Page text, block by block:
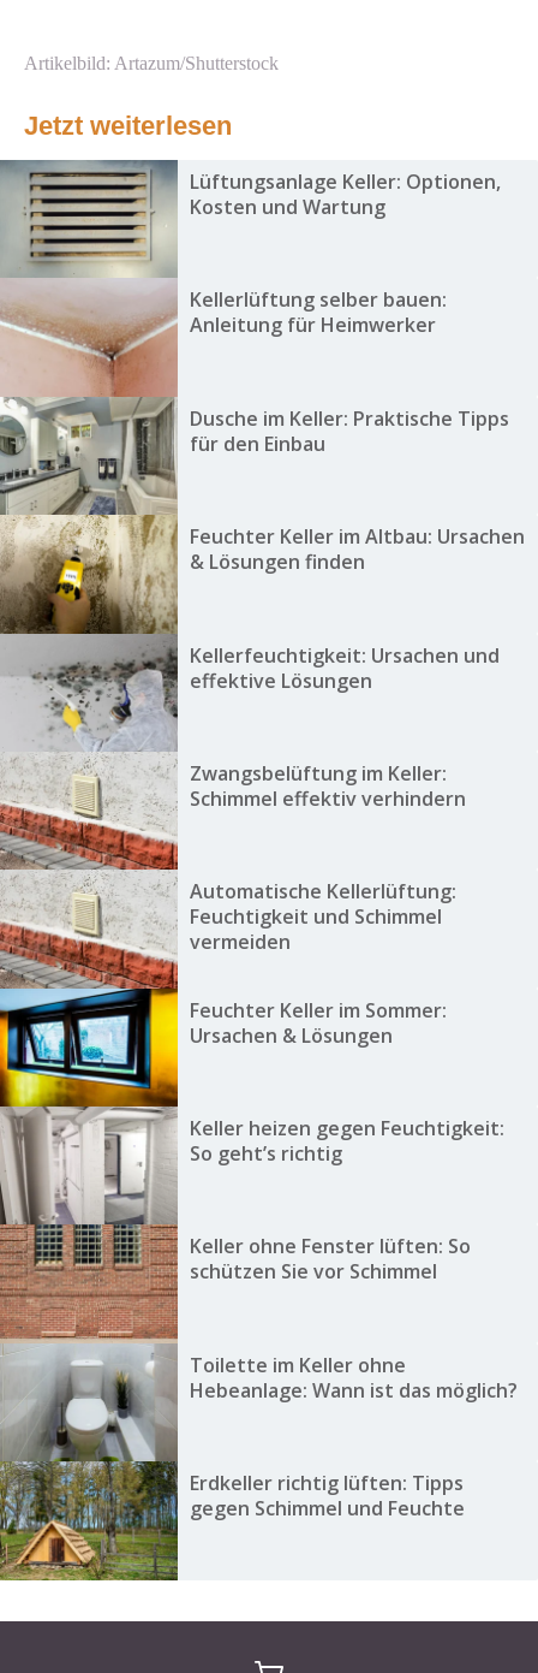
Artikelbild: Artazum/Shutterstock
Jetzt weiterlesen
Lüftungsanlage Keller: Optionen,
Kosten und Wartung
Kellerlüftung selber bauen:
Anleitung für Heimwerker
Dusche im Keller: Praktische Tipps
für den Einbau
Feuchter Keller im Altbau: Ursachen
& Lösungen finden
Kellerfeuchtigkeit: Ursachen und
effektive Lösungen
Zwangsbelüftung im Keller:
Schimmel effektiv verhindern
Automatische Kellerlüftung:
Feuchtigkeit und Schimmel
vermeiden
Feuchter Keller im Sommer:
Ursachen & Lösungen
Keller heizen gegen Feuchtigkeit:
So geht’s richtig
Keller ohne Fenster lüften: So
schützen Sie vor Schimmel
Toilette im Keller ohne
Hebeanlage: Wann ist das möglich?
Erdkeller richtig lüften: Tipps
gegen Schimmel und Feuchte